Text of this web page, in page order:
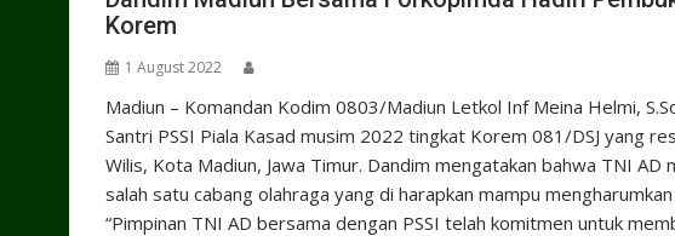
Korem
1 August 2022
Madiun – Komandan Kodim 0803/Madiun Letkol Inf Meina Helmi,
Santri PSSI Piala Kasad musim 2022 tingkat Korem 081/DSJ yang
Wilis, Kota Madiun, Jawa Timur. Dandim mengatakan bahwa TNI
salah satu cabang olahraga yang di harapkan mampu
“Pimpinan TNI AD bersama dengan PSSI telah komitmen untuk